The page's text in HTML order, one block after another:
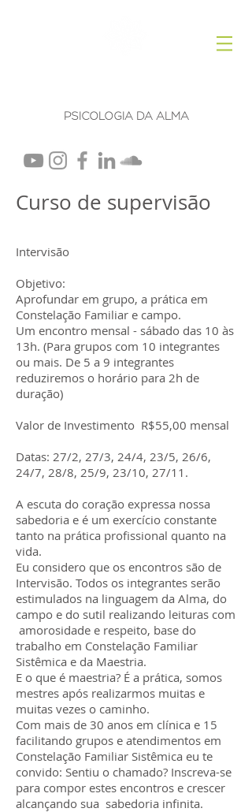
PSICOLOGIA DA ALMA
Curso de supervisão
Intervisão
Objetivo:
Aprofundar em grupo, a prática em
Constelação Familiar e campo.
Um encontro mensal - sábado das 10 às
13h. (Para grupos com 10 integrantes
ou mais. De 5 a 9 integrantes
reduziremos o horário para 2h de
duração)
Valor de Investimento R$55,00 mensal
Datas: 27/2, 27/3, 24/4, 23/5, 26/6,
24/7, 28/8, 25/9, 23/10, 27/11.
A escuta do coração expressa nossa
sabedoria e é um exercício constante
tanto na prática profissional quanto na
vida.
Eu considero que os encontros são de
Intervisão. Todos os integrantes serão
estimulados na linguagem da Alma, do
campo e do sutil realizando leituras com
amorosidade e respeito, base do
trabalho em Constelação Familiar
Sistêmica e da Maestria.
E o que é maestria? É a prática, somos
mestres após realizarmos muitas e
muitas vezes o caminho.
Com mais de 30 anos em clínica e 15
facilitando grupos e atendimentos em
Constelação Familiar Sistêmica eu te
convido: Sentiu o chamado? Inscreva-se
para compor estes encontros e crescer
alcançando sua sabedoria infinita.